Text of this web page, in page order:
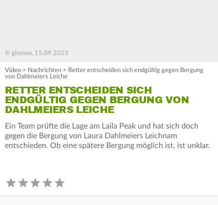
© glomex, 15.09.2025
Video > Nachrichten > Retter entscheiden sich endgültig gegen Bergung
von Dahlmeiers Leiche
RETTER ENTSCHEIDEN SICH
ENDGÜLTIG GEGEN BERGUNG VON
DAHLMEIERS LEICHE
Ein Team prüfte die Lage am Laila Peak und hat sich doch
gegen die Bergung von Laura Dahlmeiers Leichnam
entschieden. Ob eine spätere Bergung möglich ist, ist unklar.